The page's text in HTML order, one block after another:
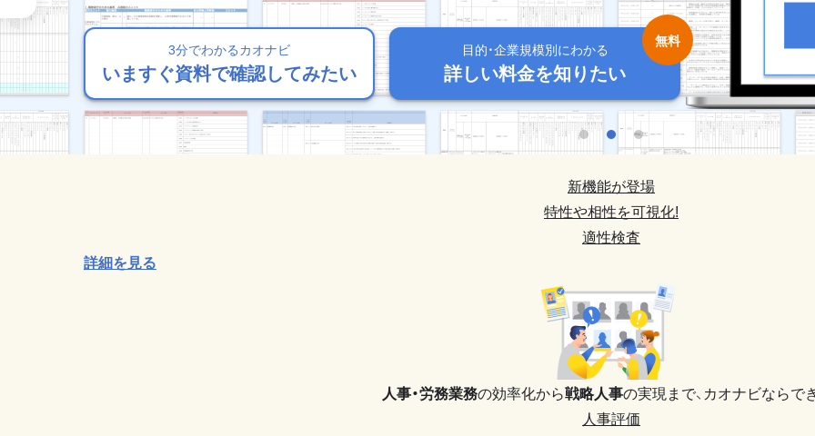
3分でわかるカオナビ
いますぐ資料で確認してみたい
目的・企業規模別にわかる
詳しい料金を知りたい
3分でわかるカオナビ
いますぐ資料で確認してみたい
目的・企業規模別にわかる
詳しい料金を知りたい
3分でわかるカオナビ
いますぐ資料で確認してみたい
目的・企業規模別にわかる
詳しい料金を知りたい
3分でわかるカオナビ
いますぐ資料で確認してみたい
目的・企業規模別にわかる
詳しい料金を知りたい
3分でわかるカオナビ
いますぐ資料で確認してみたい
目的・企業規模別にわかる
詳しい料金を知りたい
新機能が登場
特性や相性を可視化!
適性検査
詳細を見る
人事・労務業務の効率化から戦略人事の実現まで、 カオナビならで
人事評価